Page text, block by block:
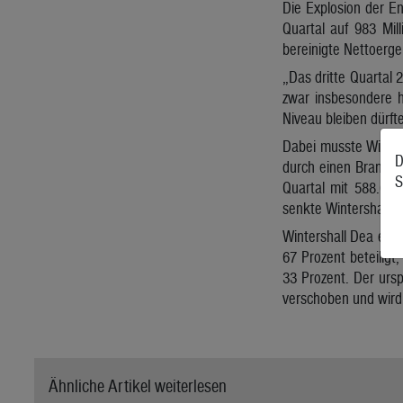
Die Explosion der
Quartal auf 983
bereinigte
„Das dritte
zwar insbesondere
Niveau bleiben
Dabei musste
durch einen Brand
Quartal mit
senkte Wintershall
Wintershall Dea
67 Prozent
33 Prozent. Der
verschoben und
Ähnliche Artikel weiterlesen